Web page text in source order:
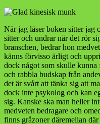
När jag läser boken sitter jag
sitter och undrar när det rör
branschen, bedrar hon
känns förvisso ärligt och
dock något som skulle
och rabbla budskap från
det är svårt att tänka sig att
dock inte psykolog och kan
sig. Kanske ska man heller
medveten bedragare och
finns gråzoner däremellan